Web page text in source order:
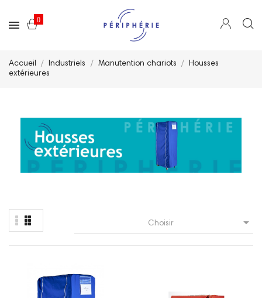
0
Accueil Industriels Manutention chariots
Housses
extérieures
Choisir 